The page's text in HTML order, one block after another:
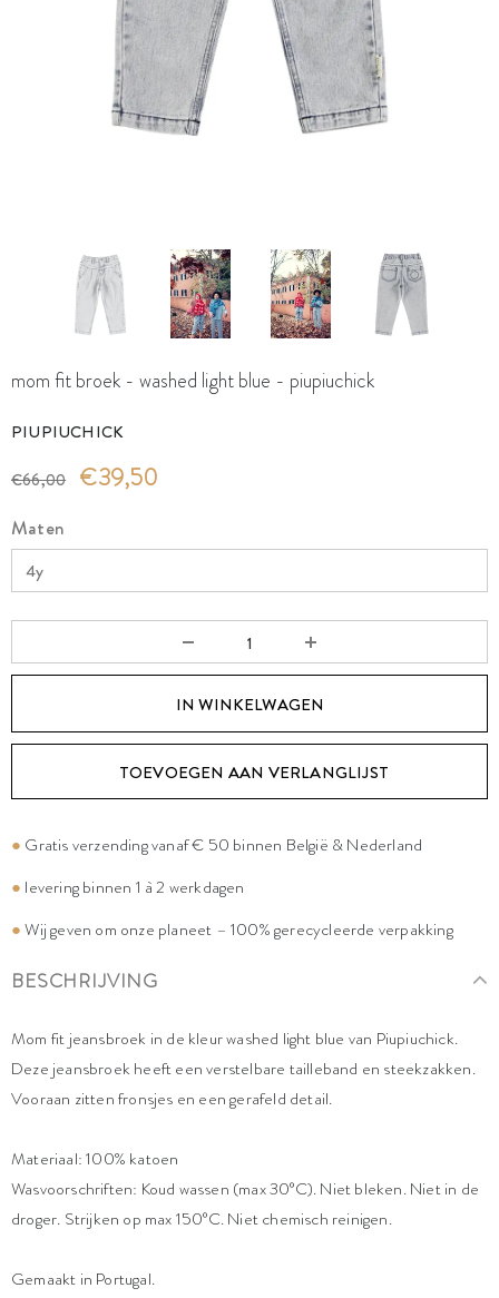
mom fit broek - washed light blue - piupiuchick
PIUPIUCHICK
€66,00 €39,50
Maten
TOEVOEGEN AAN VERLANGLIJST
● Gratis verzending vanaf € 50 binnen België & Nederland
● levering binnen 1 à 2 werkdagen
●Wij geven om onze planeet – 100% gerecycleerde verpakking
BESCHRIJVING
Mom fit jeansbroek in de kleur washed light blue van Piupiuchick.
Deze jeansbroek heeft een verstelbare tailleband en steekzakken.
Vooraan zitten fronsjes en een gerafeld detail.
Materiaal: 100% katoen
Wasvoorschriften: Koud wassen (max 30°C). Niet bleken. Niet in de
droger. Strijken op max 150°C. Niet chemisch reinigen.
Gemaakt in Portugal.